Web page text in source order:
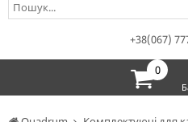
+38(067)
0